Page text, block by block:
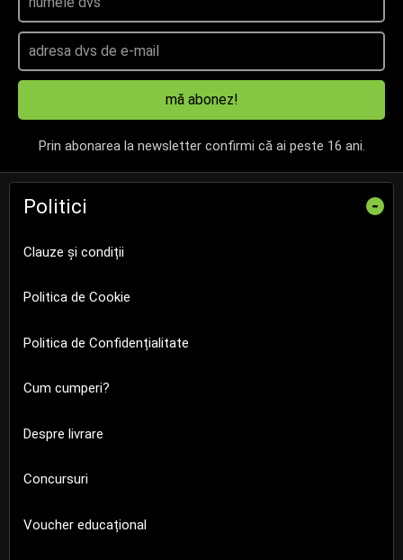
mă abonez!
Prin abonarea la newsletter confirmi că ai peste 16 ani.
Politici -
Clauze și condiții
Politica de Cookie
Politica de Confidențialitate
Cum cumperi?
Despre livrare
Concursuri
Voucher educațional